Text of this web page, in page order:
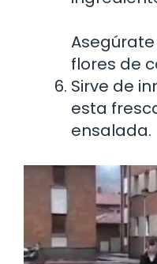
flores de
Sirve de
esta
ensalada.